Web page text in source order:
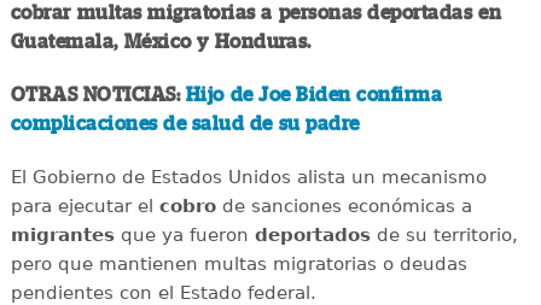
cobrar multas migratorias a personas deportadas en
Guatemala, México y Honduras.
OTRAS NOTICIAS:Hijo de Joe Biden confirma
complicaciones de salud de su padre
El Gobierno de Estados Unidos alista un mecanismo
para ejecutar el cobrode sanciones económicas a
migrantesque ya fueron deportadosde su territorio,
pero que mantienen multas migratorias o deudas
pendientes con el Estado federal.